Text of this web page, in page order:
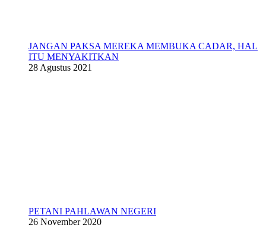
JANGAN PAKSA MEREKA MEMBUKA CADAR, HAL
ITU MENYAKITKAN
28 Agustus 2021
PETANI PAHLAWAN NEGERI
26 November 2020